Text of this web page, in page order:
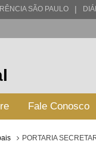
SÃO PAULO |
Fale Conosco
PORTARIA